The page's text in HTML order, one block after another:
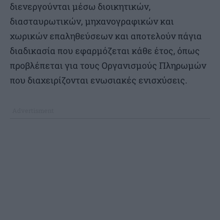
διενεργούνται μέσω διοικητικών,
διασταυρωτικών, μηχανογραφικών και
χωρικών επαληθεύσεων και αποτελούν πάγια
διαδικασία που εφαρμόζεται κάθε έτος, όπως
προβλέπεται για τους Οργανισμούς Πληρωμών
που διαχειρίζονται ενωσιακές ενισχύσεις.